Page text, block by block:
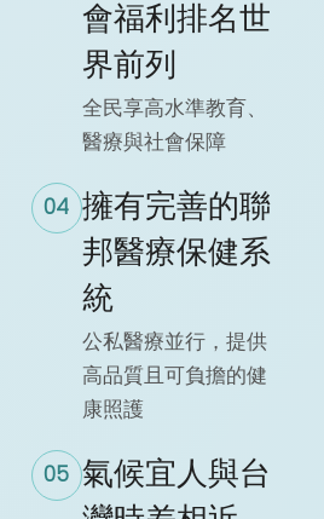
會福利排名世
界前列
全民享高水準教育、
醫療與社會保障
04 擁有完善的聯
邦醫療保健系
統
公私醫療並行，提供
高品質且可負擔的健
康照護
05 氣候宜人與台